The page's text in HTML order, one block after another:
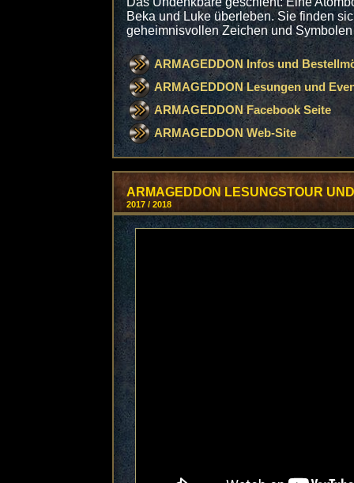
Beka und Luke überleben. Sie finden
geheimnisvollen Zeichen und Symbolen
ARMAGEDDON Infos und
ARMAGEDDON Lesungen und
ARMAGEDDON Facebook Seite
ARMAGEDDON Web-Site
ARMAGEDDON LESUNGSTOUR
2017 / 2018